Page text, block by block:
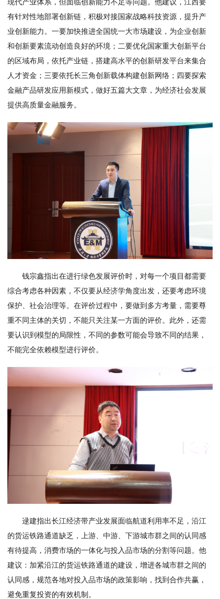
现代产业体系，但面临创新能力不足等问题。他建议，江西要
有针对性地部署创新链，积极对接国家战略科技资源，提升产
业创新能力。一要加快推进全国统一大市场建设，为企业创新
和创新要素流动创造良好的环境；二要优化国家重大创新平台
的区域布局，依托产业链，搭建高水平的创新研发平台来集合
人才资金；三要依托长三角创新载体构建创新网络；四要探索
金融产品研发应用新模式，做好五篇大文章，为经济社会发展
提供高质量金融服务。
钱宗鑫指出在进行绿色发展评价时，对每一个项目都需要
综合考虑各种因素，不仅要从经济学角度出发，还要考虑环境
保护、社会治理等。在评价过程中，要做到多方考量，需要尊
重不同主体的关切，不能只关注某一方面的评价。此外，还需
要认识到模型的局限性，不同的参数可能会导致不同的结果，
不能完全依赖模型进行评价。
逯建指出长江经济带产业发展面临航道利用率不足，沿江
的货运铁路通道缺乏，上游、中游、下游城市群之间的认同感
有待提高，消费市场的一体化与投入品市场的分割等问题。他
建议：加紧沿江的货运铁路通道的建设，增进各城市群之间的
认同感，规范各地对投入品市场的政策影响，找到合作共赢，
避免重复投资的有效机制。